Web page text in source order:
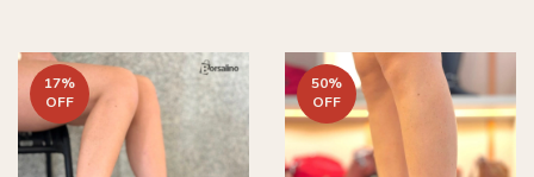
17%
OFF
50%
OFF